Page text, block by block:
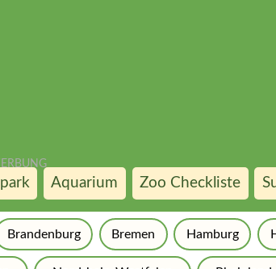
Aquarium Zoo Checkliste
Brandenburg Bremen Hamburg